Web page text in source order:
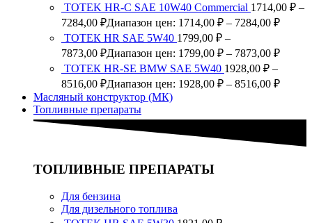
TOTEK HR-C SAE 10W40 Commercial 1714,00 ₽ –
7284,00 ₽Диапазон цен: 1714,00 ₽ – 7284,00 ₽
ТОТЕК HR SAE 5W40 1799,00 ₽ –
7873,00 ₽Диапазон цен: 1799,00 ₽ – 7873,00 ₽
ТОТЕК HR-SE BMW SAE 5W40 1928,00 ₽ –
8516,00 ₽Диапазон цен: 1928,00 ₽ – 8516,00 ₽
Масляный конструктор (МК)
Топливные препараты
ТОПЛИВНЫЕ ПРЕПАРАТЫ
Для бензина
Для дизельного топлива